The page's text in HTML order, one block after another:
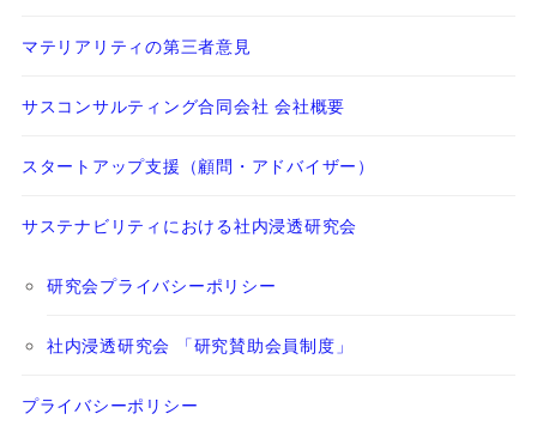
マテリアリティの第三者意見
サスコンサルティング合同会社 会社概要
スタートアップ支援（顧問・アドバイザー）
サステナビリティにおける社内浸透研究会
研究会プライバシーポリシー
社内浸透研究会 「研究賛助会員制度」
プライバシーポリシー